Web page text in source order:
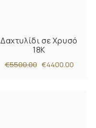
Δαχτυλίδι σε Χρυσό
18K
€5500.00 €4400.00